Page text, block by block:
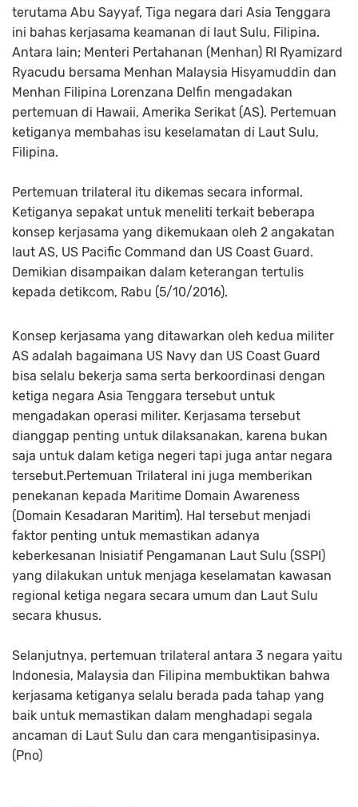
terutama Abu Sayyaf, Tiga negara dari Asia Tenggara
ini bahas kerjasama keamanan di laut Sulu, Filipina.
Antara lain; Menteri Pertahanan (Menhan) RI Ryamizard
Ryacudu bersama Menhan Malaysia Hisyamuddin dan
Menhan Filipina Lorenzana Delfin mengadakan
pertemuan di Hawaii, Amerika Serikat (AS). Pertemuan
ketiganya membahas isu keselamatan di Laut Sulu,
Filipina.
Pertemuan trilateral itu dikemas secara informal.
Ketiganya sepakat untuk meneliti terkait beberapa
konsep kerjasama yang dikemukaan oleh 2 angakatan
laut AS, US Pacific Command dan US Coast Guard.
Demikian disampaikan dalam keterangan tertulis
kepada detikcom, Rabu (5/10/2016).
Konsep kerjasama yang ditawarkan oleh kedua militer
AS adalah bagaimana US Navy dan US Coast Guard
bisa selalu bekerja sama serta berkoordinasi dengan
ketiga negara Asia Tenggara tersebut untuk
mengadakan operasi militer. Kerjasama tersebut
dianggap penting untuk dilaksanakan, karena bukan
saja untuk dalam ketiga negeri tapi juga antar negara
tersebut.Pertemuan Trilateral ini juga memberikan
penekanan kepada Maritime Domain Awareness
(Domain Kesadaran Maritim). Hal tersebut menjadi
faktor penting untuk memastikan adanya
keberkesanan Inisiatif Pengamanan Laut Sulu (SSPI)
yang dilakukan untuk menjaga keselamatan kawasan
regional ketiga negara secara umum dan Laut Sulu
secara khusus.
Selanjutnya, pertemuan trilateral antara 3 negara yaitu
Indonesia, Malaysia dan Filipina membuktikan bahwa
kerjasama ketiganya selalu berada pada tahap yang
baik untuk memastikan dalam menghadapi segala
ancaman di Laut Sulu dan cara mengantisipasinya.
(Pno)